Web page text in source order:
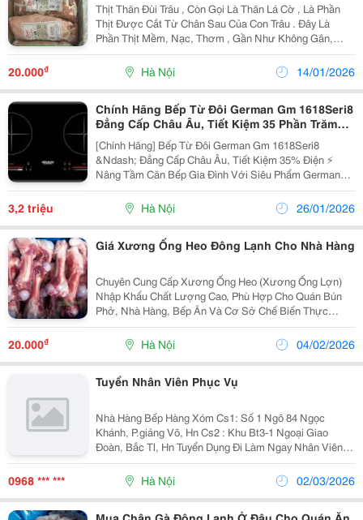
Thịt Thăn Đùi Trâu , Còn Gọi Là Thăn Lá Cờ , Là Phần
Thịt Được Cắt Từ Chân Sau Của Con Trâu . Đây Là
Phần Thịt Mềm, Nạc, Thơm , Gần Như Không Gân,
Không Dai , Rất Được Ưa Chuộng Trong Chế Biến Món
Ăn. Thịt Thăn Đùi Trâu Nhập Khẩu Ấn Độ Thường...
20.000₫ Hà Nội 14/01/2026
Chính Hãng Bếp Từ Đôi German Gm 1618Seri8
Đẳng Cấp Châu Âu, Tiết Kiệm 35 Phần Trăm
Điện
[Chính Hãng] Bếp Từ Đôi German Gm 1618Seri8
&Ndash; Đẳng Cấp Châu Âu, Tiết Kiệm 35% Điện ⚡
Nâng Tầm Căn Bếp Gia Đình Với Siêu Phẩm German
Gm 1618Seri8 &Ndash; Sự Kết Hợp Hoàn Hảo Giữa
Thiết Kế Sang Trọng Và Công Nghệ Inverter Đỉnh Cao!
Thiết Kế...
3,2 triệu Hà Nội 26/01/2026
Giá Xương Ống Heo Đông Lạnh Cho Nhà Hàng
Chuyên Cung Cấp Xương Ống Heo (Xương Ống Lợn)
Nhập Khẩu Chất Lượng Cao, Phù Hợp Cho Quán Bún
Phở, Nhà Hàng, Bếp Ăn Và Cơ Sở Chế Biến Thực
Phẩm. Nguồn Gốc &Ndash; Xuất Xứ Xương Ống Heo
Nhập Khẩu Từ Ba Lan Có Đầy Đủ Hóa Đơn, Chứng Từ
20.000₫ Hà Nội 04/02/2026
Tuyển Nhân Viên Phục Vụ
Nhà Hàng Bếp Hàng Xóm Cs1: Số 1 Ngõ 84 Ngọc
Khánh, P.giảng Võ, Hn Cs2 : Khu Bt3-1 Ngoại Giao
Đoàn, Bắc Tl, Hn Tuyển Dụng Đi Làm Ngay Nhân Viên
Phục Vụ (Nam,Nữ ): 20 Yêu Cầu: - Nam,Nữ Ngoại Hình
Ưa Nhìn - Tuổi Từ 18-25 - Nhanh Nhẹn, Giao Tiếp Tốt -
0968 *** *** Hà Nội 02/03/2026